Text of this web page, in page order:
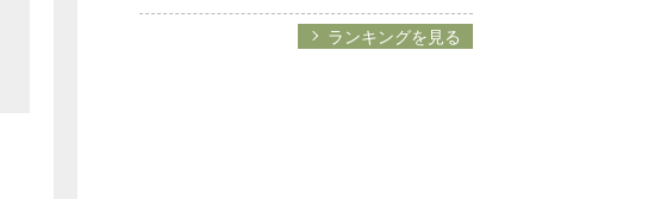
ランキングを見る